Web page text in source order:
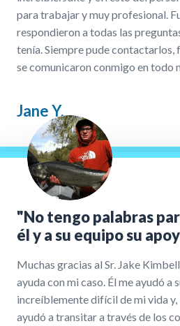
para trabajar y muy profesional.
respondieron a todas las
tenía. Siempre pude contactarlos,
se comunicaron conmigo en todo
Jane Y.
"No tengo palabras
él y a su equipo su
Muchas gracias al Sr. Jake
ayuda con mi caso. Él me ayudó a
increíblemente difícil de mi vida
ayudó a transitar a través de los